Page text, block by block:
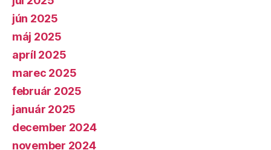
jún 2025
máj 2025
apríl 2025
marec 2025
február 2025
január 2025
december 2024
november 2024